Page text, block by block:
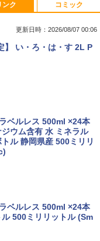
ソコン デスクトッ
11【Office付】
64Bit搭載】DELL O
i5搭載/4G/新品SS
送料無料【オプショ
ント100％還元のチ
ニpc G3 Pro Intel C
DDR4 64GBまで増
2242 最大8TB Wind
ミニパソコン 2画面
度カレンダー ミニミ
C-1776-YZ グリー
人 かわいい インテリ
おしゃれ イラスト
サイズ
とゆめコミックス 美
女コミック）
オフホワイト
ブラック
Flo Milli, ATL Jacob
Flo Milli, ATL Jacob
ンク
更新日時：2026/08/07 00:06
】 い・ろ・は・す 2L P
ベルレス 500ml ×24本
ウム含有 水 ミネラル
ル 静岡県産 500ミリリ
ベルレス 500ml ×24本
500ミリリットル (Sm
コミック